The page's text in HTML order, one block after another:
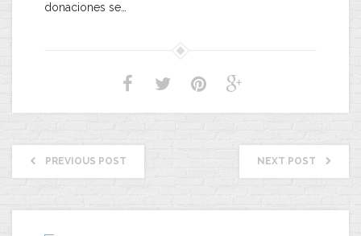
donaciones se…
PREVIOUS POST NEXT POST